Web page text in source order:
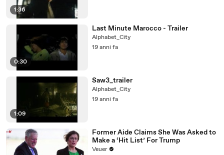
1:36
0:30
Last Minute Marocco - Trailer
Alphabet_City
19 anni fa
1:09
Saw3_trailer
Alphabet_City
19 anni fa
Former Aide Claims She Was Asked to
Make a ‘Hit List’ For Trump
Veuer